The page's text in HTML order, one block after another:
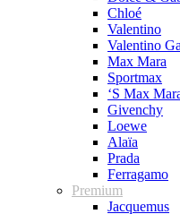
Chloé
Valentino
Valentino
Max Mara
Sportmax
‘S Max
Givenchy
Loewe
Alaïa
Prada
Ferragamo
Premium
Jacquemus